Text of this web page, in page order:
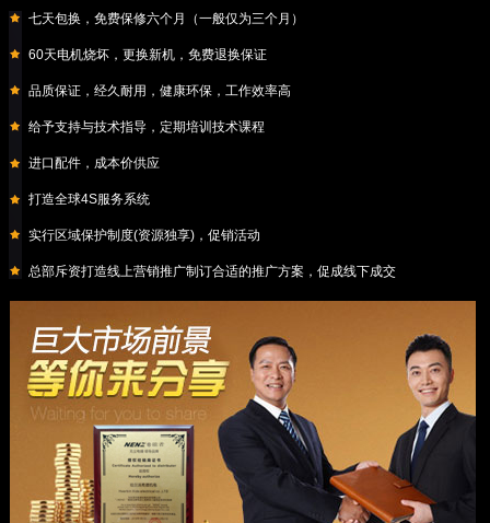
七天包换，免费保修六个月（一般仅为三个月）
60天电机烧坏，更换新机，免费退换保证
品质保证，经久耐用，健康环保，工作效率高
给予支持与技术指导，定期培训技术课程
进口配件，成本价供应
打造全球4S服务系统
实行区域保护制度(资源独享)，促销活动
总部斥资打造线上营销推广制订合适的推广方案，促成线下成交